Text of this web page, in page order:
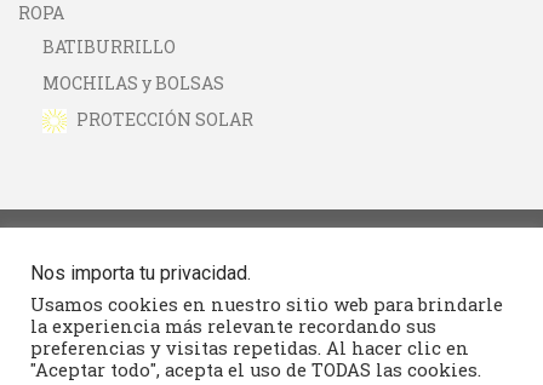
ROPA
BATIBURRILLO
MOCHILAS y BOLSAS
PROTECCIÓN SOLAR
Seguimiento
Contacto
Nos importa tu privacidad.
Usamos cookies en nuestro sitio web para brindarle
la experiencia más relevante recordando sus
preferencias y visitas repetidas. Al hacer clic en
"Aceptar todo", acepta el uso de TODAS las cookies.